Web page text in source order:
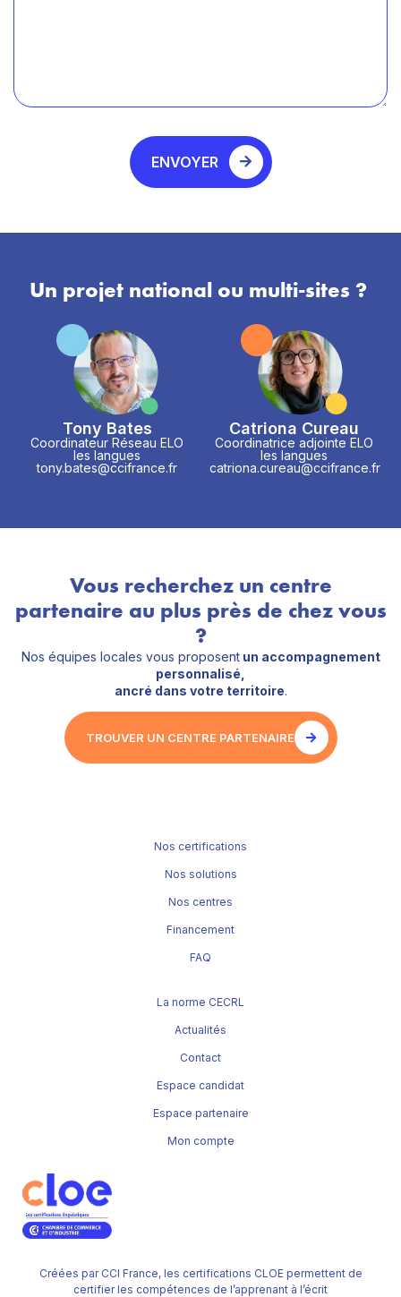
ENVOYER
Un projet national ou multi-sites ?
Tony Bates
Coordinateur Réseau ELO
les langues
tony.bates@ccifrance.fr
Catriona Cureau
Coordinatrice adjointe ELO
les langues
catriona.cureau@ccifrance.fr
Vous recherchez un centre
partenaire au plus près de chez vous
?
Nos équipes locales vous proposentun accompagnement
personnalisé,
ancré dans votre territoire.
TROUVER UN CENTRE PARTENAIRE
Créées par CCI France, les certifications CLOE permettent de
certifier les compétences de l’apprenant à l’écrit
Nos certifications
Nos solutions
Nos centres
Financement
FAQ
La norme CECRL
Actualités
Contact
Espace candidat
Espace partenaire
Mon compte